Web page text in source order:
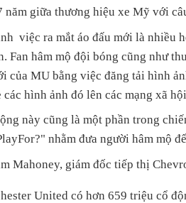
năm giữa thương hiệu xe Mỹ với
việc ra mắt áo đấu mới là nhiều
Fan hâm mộ đội bóng cũng như
của MU bằng việc đăng tải hình
các hình ảnh đó lên các mạng xã
này cũng là một phần trong
nhằm đưa người hâm mộ
Mahoney, giám đốc tiếp thị
United có hơn 659 triệu cổ